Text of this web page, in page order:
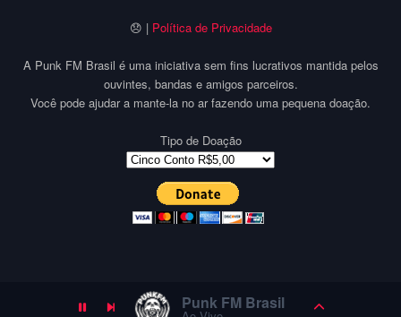
😞 | Política de Privacidade
A Punk FM Brasil é uma iniciativa sem fins lucrativos mantida pelos
ouvintes, bandas e amigos parceiros.
Você pode ajudar a mante-la no ar fazendo uma pequena doação.
Tipo de Doação
Punk FM Brasil